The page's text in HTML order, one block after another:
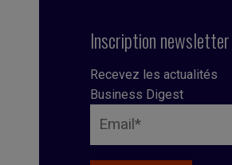
Inscription newsletter
Recevez les actualités
Business Digest